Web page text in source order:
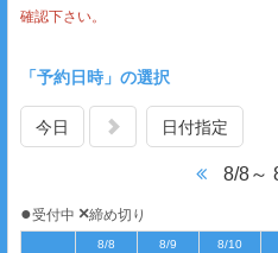
確認下さい。
「予約日時」の選択
今日 日付指定
8/8～
●受付中 ×締め切り
8/8
8/9
8/10
04:00
05:00
06:00
08:00